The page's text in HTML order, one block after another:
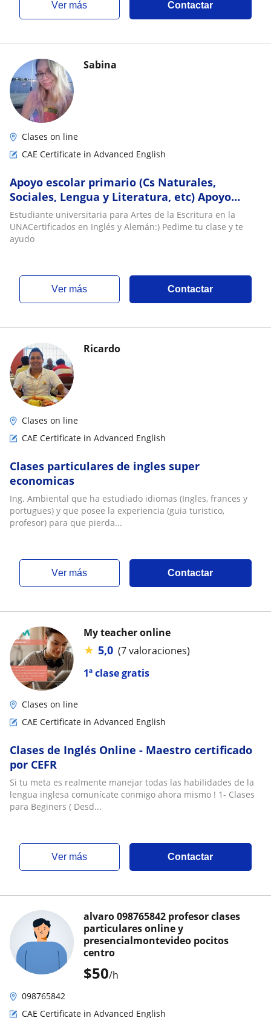
ver más Contactar
Sabina
Clases on line
CAE Certificate in Advanced English
Apoyo escolar primario (Cs Naturales,
Sociales, Lengua y Literatura, etc) Apoyo
escolar secundario (Materias Humanísticas,
Lengua y Literatura) Idioma
Estudiante universitaria para Artes de la Escritura en la
UNACertificados en Inglés y Alemán:) Pedime tu clase y te
ayudo
ver más Contactar
Ricardo
Clases on line
CAE Certificate in Advanced English
Clases particulares de ingles super
economicas
Ing. Ambiental que ha estudiado idiomas (Ingles, frances y
portugues) y que posee la experiencia (guia turistico,
profesor) para que pierda...
ver más Contactar
1ª clase gratis
My teacher online
★ 5,0 (7 valoraciones)
Clases on line
CAE Certificate in Advanced English
Clases de Inglés Online - Maestro certificado
por CEFR
Si tu meta es realmente manejar todas las habilidades de la
lengua inglesa comunícate conmigo ahora mismo ! 1- Clases
para Beginers ( Desd...
ver más Contactar
$50/h
alvaro 098765842 profesor clases
particulares online y
presencialmontevideo pocitos
centro
098765842
CAE Certificate in Advanced English